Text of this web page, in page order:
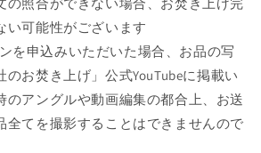
い可能性がございます
を申込みいただいた場合、お品の写
のお焚き上げ」公式YouTubeに掲載い
のアングルや動画編集の都合上、お送
全てを撮影することはできませんので